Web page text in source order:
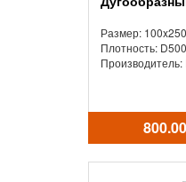
Размер: 100x250
Плотность: D500
Производитель:
800.00